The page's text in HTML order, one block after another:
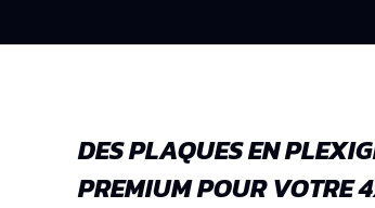
DES PLAQUES EN
PREMIUM POUR VOTRE